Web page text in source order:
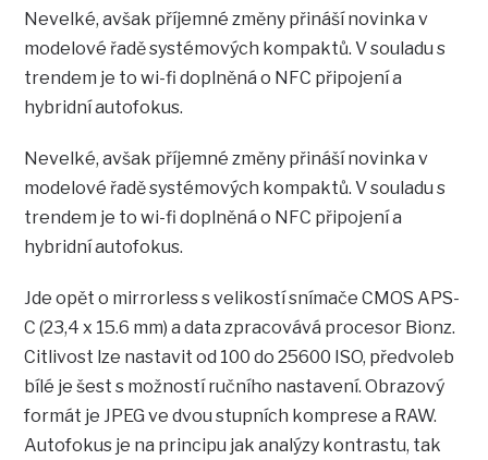
Nevelké, avšak příjemné změny přináší novinka v
modelové řadě systémových kompaktů. V souladu s
trendem je to wi-fi doplněná o NFC připojení a
hybridní autofokus.
Nevelké, avšak příjemné změny přináší novinka v
modelové řadě systémových kompaktů. V souladu s
trendem je to wi-fi doplněná o NFC připojení a
hybridní autofokus.
Jde opět o mirrorless s velikostí snímače CMOS APS-
C (23,4 x 15.6 mm) a data zpracovává procesor Bionz.
Citlivost lze nastavit od 100 do 25600 ISO, předvoleb
bílé je šest s možností ručního nastavení. Obrazový
formát je JPEG ve dvou stupních komprese a RAW.
Autofokus je na principu jak analýzy kontrastu, tak